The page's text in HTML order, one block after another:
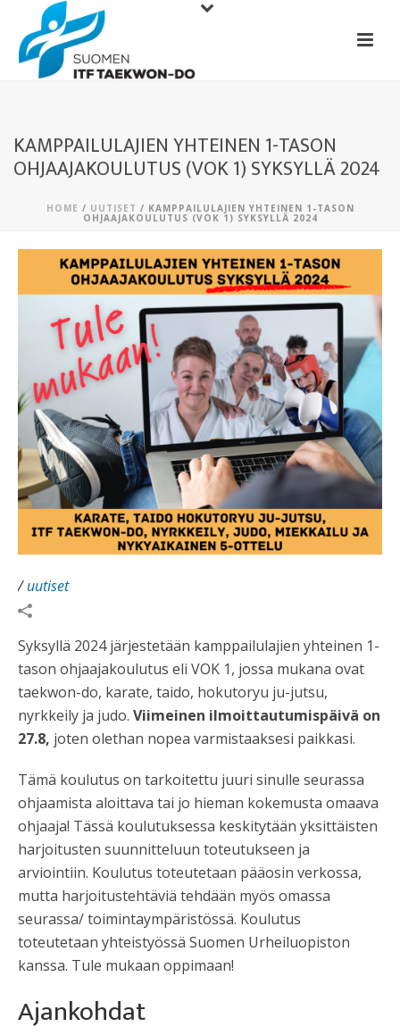
KAMPPAILULAJIEN YHTEINEN 1-TASON
OHJAAJAKOULUTUS (VOK 1) SYKSYLLÄ 2024
HOME / UUTISET / KAMPPAILULAJIEN YHTEINEN 1-TASON
OHJAAJAKOULUTUS (VOK 1) SYKSYLLÄ 2024
/uutiset
Syksyllä 2024 järjestetään kamppailulajien yhteinen 1-
tason ohjaajakoulutus eli VOK 1, jossa mukana ovat
taekwon-do, karate, taido, hokutoryu ju-jutsu,
nyrkkeily ja judo. Viimeinen ilmoittautumispäivä on
27.8, joten olethan nopea varmistaaksesi paikkasi.
Tämä koulutus on tarkoitettu juuri sinulle seurassa
ohjaamista aloittava tai jo hieman kokemusta omaava
ohjaaja! Tässä koulutuksessa keskitytään yksittäisten
harjoitusten suunnitteluun toteutukseen ja
arviointiin. Koulutus toteutetaan pääosin verkossa,
mutta harjoitustehtäviä tehdään myös omassa
seurassa/ toimintaympäristössä. Koulutus
toteutetaan yhteistyössä Suomen Urheiluopiston
kanssa. Tule mukaan oppimaan!
Ajankohdat